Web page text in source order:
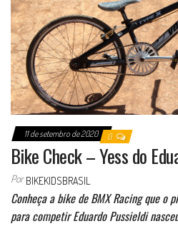
11 de setembro de 2020 0
Bike Check – Yess do
Por BIKEKIDSBRASIL
Conheça a bike de BMX Racing que o
para competir Eduardo Pussieldi